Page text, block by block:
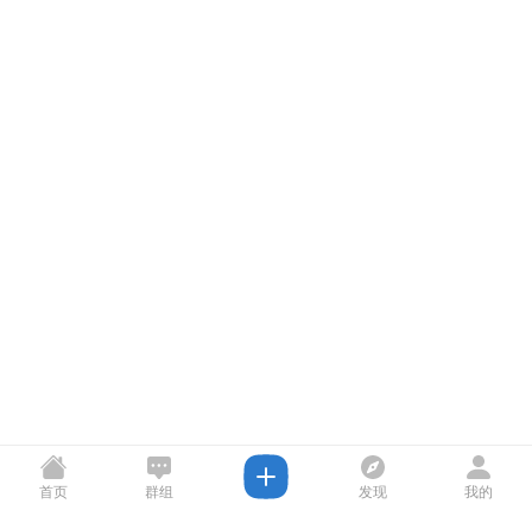
首页 群组 发现 我的